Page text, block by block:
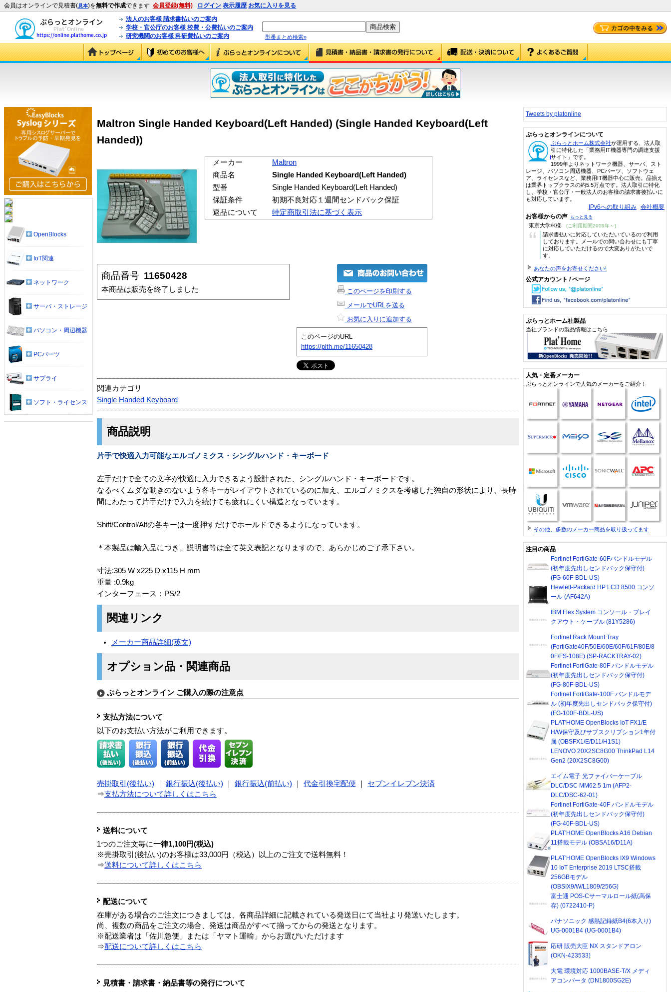
会員はオンラインで見積書(見本)を無料で作成できます 会員登録(無料) ログイン 表示履歴 お気に入りを見る
法人のお客様 請求書払いのご案内
学校・官公庁のお客様 校費・公費払いのご案内
研究機関のお客様 科研費払いのご案内
型番まとめ検索»
Maltron Single Handed Keyboard(Left Handed) (Single Handed Keyboard(Left
Handed))
メーカー
Maltron
商品名
Single Handed Keyboard(Left Handed)
型番
Single Handed Keyboard(Left Handed)
保証条件
初期不良対応１週間センドバック保証
返品について
特定商取引法に基づく表示
商品番号 11650428
本商品は販売を終了しました
このページを印刷する
メールでURLを送る
お気に入りに追加する
このページのURL
https://plth.me/11650428
関連カテゴリ
Single Handed Keyboard
商品説明
片手で快適入力可能なエルゴノミクス・シングルハンド・キーボード
左手だけで全ての文字が快適に入力できるよう設計された、シングルハンド・キーボードです。
なるべくムダな動きのないよう各キーがレイアウトされているのに加え、エルゴノミクスを考慮した独自の形状により、長時
間にわたって片手だけで入力を続けても疲れにくい構造となっています。
Shift/Control/Altの各キーは一度押すだけでホールドできるようになっています。
＊本製品は輸入品につき、説明書等は全て英文表記となりますので、あらかじめご了承下さい。
寸法:305 W x225 D x115 H mm
重量 :0.9kg
インターフェース：PS/2
関連リンク
メーカー商品詳細(英文)
オプション品・関連商品
ぷらっとオンライン ご購入の際の注意点
支払方法について
以下のお支払い方法がご利用できます。
売掛取引(後払い) 銀行振込(後払い) 銀行振込(前払い) 代金引換宅配便
セブンイレブン決済
⇒支払方法について詳しくはこちら
送料について
1つのご注文毎に一律1,100円(税込)
※売掛取引(後払い)のお客様は33,000円（税込）以上のご注文で送料無料！
⇒送料について詳しくはこちら
配送について
在庫がある場合のご注文につきましては、各商品詳細に記載されている発送日にて当社より発送いたします。
尚、複数の商品をご注文の場合、発送は商品がすべて揃ってからの発送となります。
※配送業者は「佐川急便」または「ヤマト運輸」からお選びいただけます
⇒配送について詳しくはこちら
見積書・請求書・納品書等の発行について
OpenBlocks
IoT関連
ネットワーク
サーバ・ストレージ
パソコン・周辺機器
PCパーツ
サプライ
ソフト・ライセンス
Tweets by platonline
ぷらっとオンラインについて
ぷらっとホーム株式会社が運用する、法人取
引に特化した「業務用IT機器専門の調達支援
サイト」です。
1999年よりネットワーク機器、サーバ、スト
レージ、パソコン周辺機器、PCパーツ、ソフトウェ
ア、ライセンスなど、業務用IT機器中心に販売。品揃え
は業界トップクラスの約5.5万点です。法人取引に特化
し、学校・官公庁・一般法人のお客様の請求書後払いに
も対応しています。
IPv6への取り組み 会社概要
お客様からの声 もっと見る
東京大学/K様 (ご利用期間2009年～)
“
請求書払いに対応していただいているので利用
しております。メールでの問い合わせにも丁寧
に対応していただけるので大変ありがたいで
す。
あなたの声をお寄せください!
公式アカウント / ページ
ぷらっとホーム社製品
当社ブランドの製品情報はこちら
人気・定番メーカー
ぷらっとオンラインで人気のメーカーをご紹介！
その他、多数のメーカー商品を取り扱ってます
注目の商品
Fortinet FortiGate-60Fバンドルモデル
(初年度先出しセンドバック保守付)
(FG-60F-BDL-US)
Hewlett-Packard HP LCD 8500 コンソ
ール (AF642A)
IBM Flex System コンソール・ブレイ
クアウト・ケーブル (81Y5286)
Fortinet Rack Mount Tray
(FortiGate40F/50E/60E/60F/61F/80E/8
0F/FS-108E) (SP-RACKTRAY-02)
Fortinet FortiGate-80F バンドルモデル
(初年度先出しセンドバック保守付)
(FG-80F-BDL-US)
Fortinet FortiGate-100F バンドルモデ
ル (初年度先出しセンドバック保守付)
(FG-100F-BDL-US)
PLAT'HOME OpenBlocks IoT FX1/E
H/W保守及びサブスクリプション1年付
属 (OBSFX1/E/D11/H1S1)
LENOVO 20X2SC8G00 ThinkPad L14
Gen2 (20X2SC8G00)
エイム電子 光ファイバーケーブル
DLC/DSC MM62.5 1m (AFP2-
DLC/DSC-62-01)
Fortinet FortiGate-40F バンドルモデル
(初年度先出しセンドバック保守付)
(FG-40F-BDL-US)
PLAT'HOME OpenBlocks A16 Debian
11搭載モデル (OBSA16/D11A)
PLAT'HOME OpenBlocks IX9 Windows
10 IoT Enterprise 2019 LTSC搭載
256GBモデル
(OBSIX9/W/L1809/256G)
富士通 POS-Cサーマルロール紙(高保
存) (0722410-P)
パナソニック 感熱記録紙B4(6本入り)
UG-0001B4 (UG-0001B4)
応研 販売大臣 NX スタンドアロン
(OKN-423533)
大電 環境対応 1000BASE-T/X メディ
アコンバータ (DN1800SG2E)